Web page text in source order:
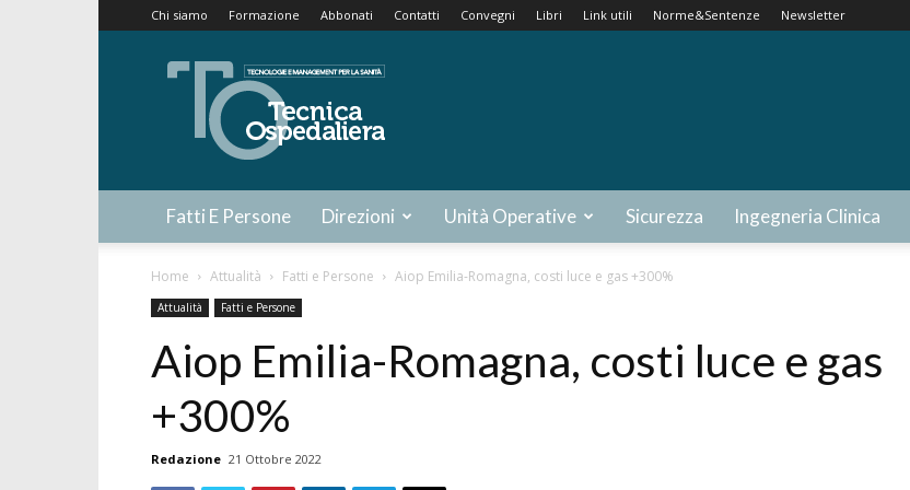
Chi siamo Formazione Abbonati Contatti Convegni Libri Link utili Norme&Sentenze Newsletter
Tecnica
Ospedaliera
Fatti E Persone Direzioni Unità Operative Sicurezza Ingegneria Clinica
Home Attualità Fatti e Persone Aiop Emilia-Romagna, costi luce e gas +300%
Attualità Fatti e Persone
Aiop Emilia-Romagna, costi luce e gas
+300%
Redazione 21 Ottobre 2022